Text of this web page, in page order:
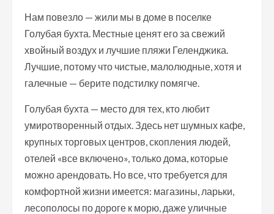
Нам повезло — жили мы в доме в поселке
Голубая бухта. Местные ценят его за свежий
хвойный воздух и лучшие пляжи Геленджика.
Лучшие, потому что чистые, малолюдные, хотя и
галечные — берите подстилку помягче.
Голубая бухта — место для тех, кто любит
умиротворенный отдых. Здесь нет шумных кафе,
крупных торговых центров, скопления людей,
отелей «все включено», только дома, которые
можно арендовать. Но все, что требуется для
комфортной жизни имеется: магазины, ларьки,
лесополосы по дороге к морю, даже уличные